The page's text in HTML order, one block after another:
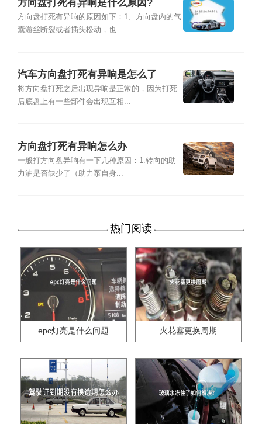
方向盘打死有异响是什么原因?
方向盘打死有异响的原因如下：1、方向盘内的气
囊游丝断裂或者插头松动，也...
汽车方向盘打死有异响是怎么了
将方向盘打死之后出现异响是正常的，因为打死
后底盘上有一些部件会出现互相...
方向盘打死有异响怎么办
一般打方向盘异响有一下几种原因：1.转向的助
力油是否缺少了（助力泵自身...
热门阅读
epc灯亮是什么问题 火花塞更换周期